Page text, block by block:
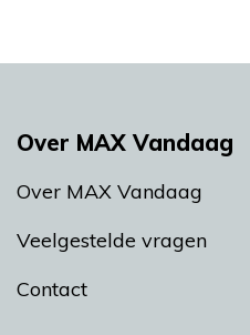
Over MAX Vandaag
Over MAX Vandaag
Veelgestelde vragen
Contact